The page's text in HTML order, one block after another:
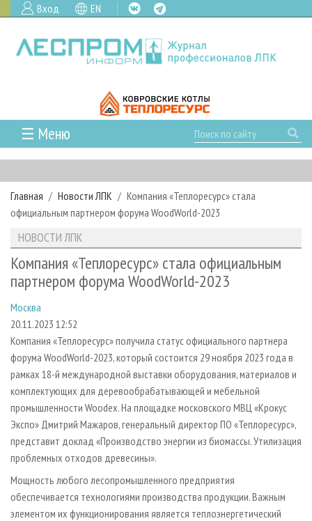
Вход EN
☰ Меню
ГЛАВНАЯ
РУБРИКИ И ТЕМЫ
РУБРИКИ ЖУРНАЛА
ЛЕСОЗАГОТОВКА
ЛЕСОПИЛЕНИЕ
СУШКА ДРЕВЕСИНЫ
ПРОИЗВОДСТВО ДРЕВЕСНЫХ ПЛИТ
ДЕРЕВЯННОЕ ДОМОСТРОЕНИЕ
ПРОИЗВОДСТВО МЕБЕЛИ
БИОЭНЕРГЕТИКА
ЦБП
ИНСТРУМЕНТ И МАТЕРИАЛЫ
НОВОСТИ
НОВОСТИ ЛПК
НОВОСТИ ЖУРНАЛА
ПРОЕКТЫ ЛПИ
АНАЛИТИКА
ПРЕДПРИЯТИЯ ЛПК
ПЕРСОНЫ
МОБИЛЬНЫЕ ВЫСТАВКИ
ОФИЦИАЛЬНЫЕ ДЕЛЕГАЦИИ
ПРИОРИТЕТНЫЕ ИНВЕСТПРОЕКТЫ
RUSSIAN FORESTRY REVIEW
ГАЗЕТА ЛЕСПРОМФОРУМ
БИБЛИОТЕКА СПЕЦИАЛИСТА
АРХИВ ЖУРНАЛОВ
О ЖУРНАЛЕ
КОНТАКТЫ
РЕКЛАМОДАТЕЛЯМ
РЕКЛАМА
РЕКЛАМА НА САЙТЕ
Главная Новости ЛПК
Компания «Теплоресурс» стала
официальным партнером форума WoodWorld-2023
НОВОСТИ ЛПК
Компания «Теплоресурс» стала официальным
партнером форума WoodWorld-2023
Москва
20.11.2023 12:52
Компания «Теплоресурс» получила статус официального партнера
форума WoodWorld-2023, который состоится 29 ноября 2023 года в
рамках 18-й международной выставки оборудования, материалов и
комплектующих для деревообрабатывающей и мебельной
промышленности Woodex. На площадке московского МВЦ «Крокус
Экспо» Дмитрий Мажаров, генеральный директор ПО «Теплоресурс»,
представит доклад «Производство энергии из биомассы. Утилизация
проблемных отходов древесины».
Мощность любого лесопромышленного предприятия
обеспечивается технологиями производства продукции. Важным
элементом их функционирования является теплоэнергетический